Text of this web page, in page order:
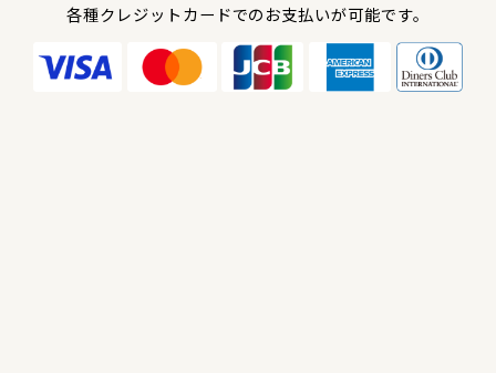
各種クレジットカードでのお支払いが可能です。